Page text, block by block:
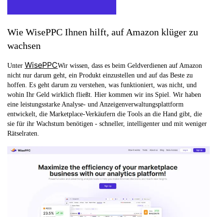
Wie WisePPC Ihnen hilft, auf Amazon klüger zu
wachsen
Unter WisePPCWir wissen, dass es beim Geldverdienen auf Amazon
nicht nur darum geht, ein Produkt einzustellen und auf das Beste zu
hoffen. Es geht darum zu verstehen, was funktioniert, was nicht, und
wohin Ihr Geld wirklich fließt. Hier kommen wir ins Spiel. Wir haben
eine leistungsstarke Analyse- und Anzeigenverwaltungsplattform
entwickelt, die Marketplace-Verkäufern die Tools an die Hand gibt, die
sie für ihr Wachstum benötigen - schneller, intelligenter und mit weniger
Rätselraten.